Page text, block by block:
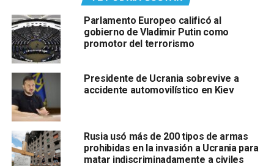
Parlamento Europeo calificó al
gobierno de Vladimir Putin como
promotor del terrorismo
Presidente de Ucrania sobrevive a
accidente automovilístico en Kiev
Rusia usó más de 200 tipos de armas
prohibidas en la invasión a Ucrania para
matar indiscriminadamente a civiles